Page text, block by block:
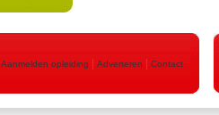
Aanmelden opleiding Adverteren Contact